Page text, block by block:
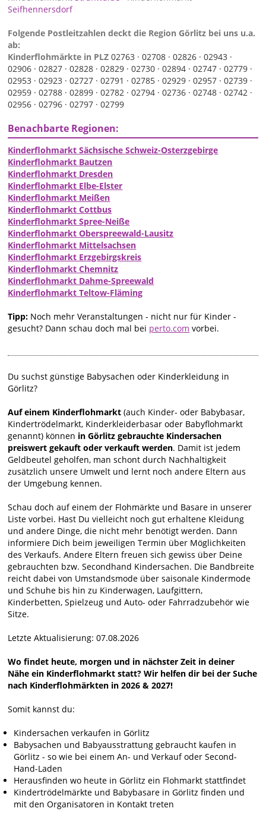
Seifhennersdorf
Folgende Postleitzahlen deckt die Region Görlitz bei uns u.a.
ab:
Kinderflohmärkte in PLZ02763 ·02708 ·02826 ·02943 ·
02906 ·02827 ·02828 ·02829 ·02730 ·02894 ·02747 ·02779 ·
02953 ·02923 ·02727 ·02791 ·02785 ·02929 ·02957 ·02739 ·
02959 ·02788 ·02899 ·02782 ·02794 ·02736 ·02748 ·02742 ·
02956 ·02796 ·02797 ·02799
Benachbarte Regionen:
Kinderflohmarkt Sächsische Schweiz-Osterzgebirge
Kinderflohmarkt Bautzen
Kinderflohmarkt Dresden
Kinderflohmarkt Elbe-Elster
Kinderflohmarkt Meißen
Kinderflohmarkt Cottbus
Kinderflohmarkt Spree-Neiße
Kinderflohmarkt Oberspreewald-Lausitz
Kinderflohmarkt Mittelsachsen
Kinderflohmarkt Erzgebirgskreis
Kinderflohmarkt Chemnitz
Kinderflohmarkt Dahme-Spreewald
Kinderflohmarkt Teltow-Fläming
Tipp: Noch mehr Veranstaltungen - nicht nur für Kinder -
gesucht? Dann schau doch mal bei perto.com vorbei.
Du suchst günstige Babysachen oder Kinderkleidung in
Görlitz?
Auf einem Kinderflohmarkt (auch Kinder- oder Babybasar,
Kindertrödelmarkt, Kinderkleiderbasar oder Babyflohmarkt
genannt) können in Görlitz gebrauchte Kindersachen
preiswert gekauft oder verkauft werden. Damit ist jedem
Geldbeutel geholfen, man schont durch Nachhaltigkeit
zusätzlich unsere Umwelt und lernt noch andere Eltern aus
der Umgebung kennen.
Schau doch auf einem der Flohmärkte und Basare in unserer
Liste vorbei. Hast Du vielleicht noch gut erhaltene Kleidung
und andere Dinge, die nicht mehr benötigt werden. Dann
informiere Dich beim jeweiligen Termin über Möglichkeiten
des Verkaufs. Andere Eltern freuen sich gewiss über Deine
gebrauchten bzw. Secondhand Kindersachen. Die Bandbreite
reicht dabei von Umstandsmode über saisonale Kindermode
und Schuhe bis hin zu Kinderwagen, Laufgittern,
Kinderbetten, Spielzeug und Auto- oder Fahrradzubehör wie
Sitze.
Letzte Aktualisierung: 07.08.2026
Wo findet heute, morgen und in nächster Zeit in deiner
Nähe ein Kinderflohmarkt statt? Wir helfen dir bei der Suche
nach Kinderflohmärkten in 2026 & 2027!
Somit kannst du:
Kindersachen verkaufen in Görlitz
Babysachen und Babyausstrattung gebraucht kaufen in
Görlitz - so wie bei einem An- und Verkauf oder Second-
Hand-Laden
Herausfinden wo heute in Görlitz ein Flohmarkt stattfindet
Kindertrödelmärkte und Babybasare in Görlitz finden und
mit den Organisatoren in Kontakt treten